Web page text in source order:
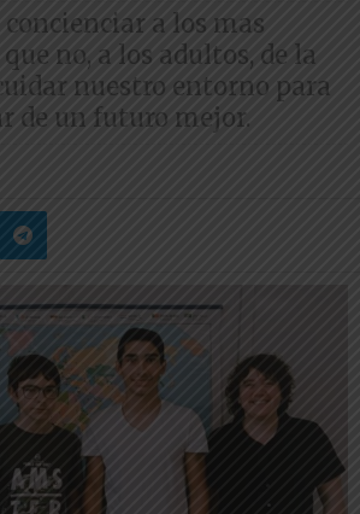
a los mas
no, a los adultos, de la
nuestro entorno para
de un futuro mejor.